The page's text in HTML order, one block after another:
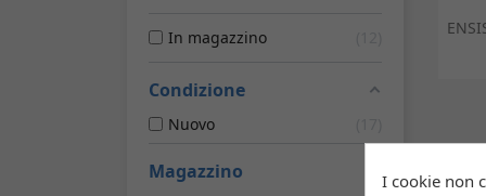
In magazzino
Condizione
Nuovo
Magazzino
I cookie non